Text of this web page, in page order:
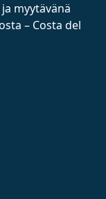
myytävänä
– Costa del